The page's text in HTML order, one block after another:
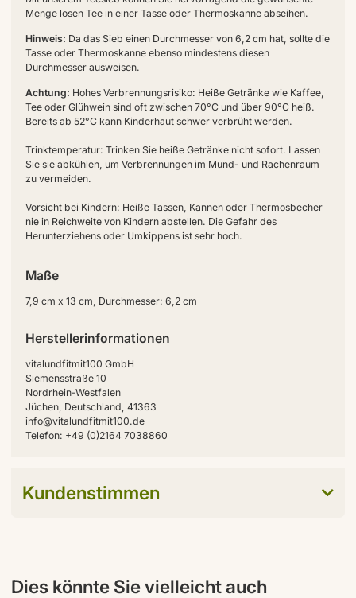
Menge losen Tee in einer Tasse oder Thermoskanne abseihen.
Hinweis: Da das Sieb einen Durchmesser von 6,2 cm hat, sollte die
Tasse oder Thermoskanne ebenso mindestens diesen
Durchmesser ausweisen.
Achtung: Hohes Verbrennungsrisiko: Heiße Getränke wie Kaffee,
Tee oder Glühwein sind oft zwischen 70°C und über 90°C heiß.
Bereits ab 52°C kann Kinderhaut schwer verbrüht werden.
Trinktemperatur: Trinken Sie heiße Getränke nicht sofort. Lassen
Sie sie abkühlen, um Verbrennungen im Mund- und Rachenraum
zu vermeiden.
Vorsicht bei Kindern: Heiße Tassen, Kannen oder Thermosbecher
nie in Reichweite von Kindern abstellen. Die Gefahr des
Herunterziehens oder Umkippens ist sehr hoch.
Maße
7,9 cm x 13 cm, Durchmesser: 6,2 cm
Herstellerinformationen
vitalundfitmit100 GmbH
Siemensstraße 10
Nordrhein-Westfalen
Jüchen, Deutschland, 41363
info@vitalundfitmit100.de
Telefon: +49 (0)2164 7038860
Kundenstimmen
Dies könnte Sie vielleicht auch